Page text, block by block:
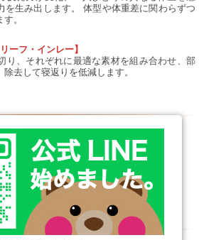
を生み出します。 体型や体重差に関わらずつ
。
ーフ・インレー】
り、それぞれに最適な素材を組み合わせ、部
去して寝返りを低減します。
63.3％、レーヨン36.7％）
レッシャーリリーフ・インレー
イル
個、(D)620個、(DW)651個
ース
33kg、DW/35kg